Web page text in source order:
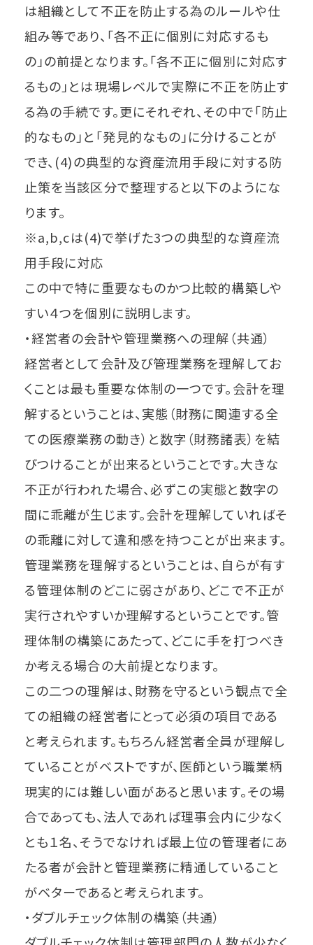
は組織として不正を防止する為のルールや仕
組み等であり、「各不正に個別に対応するも
の」の前提となります。「各不正に個別に対応す
るもの」とは現場レベルで実際に不正を防止す
る為の手続です。更にそれぞれ、その中で「防止
的なもの」と「発見的なもの」に分けることが
でき、(4)の典型的な資産流用手段に対する防
止策を当該区分で整理すると以下のようにな
ります。
※a,b,cは(4)で挙げた3つの典型的な資産流
用手段に対応
この中で特に重要なものかつ比較的構築しや
すい４つを個別に説明します。
・経営者の会計や管理業務への理解（共通）
経営者として会計及び管理業務を理解してお
くことは最も重要な体制の一つです。会計を理
解するということは、実態（財務に関連する全
ての医療業務の動き）と数字（財務諸表）を結
びつけることが出来るということです。大きな
不正が行われた場合、必ずこの実態と数字の
間に乖離が生じます。会計を理解していればそ
の乖離に対して違和感を持つことが出来ます。
管理業務を理解するということは、自らが有す
る管理体制のどこに弱さがあり、どこで不正が
実行されやすいか理解するということです。管
理体制の構築にあたって、どこに手を打つべき
か考える場合の大前提となります。
この二つの理解は、財務を守るという観点で全
ての組織の経営者にとって必須の項目である
と考えられます。もちろん経営者全員が理解し
ていることがベストですが、医師という職業柄
現実的には難しい面があると思います。その場
合であっても、法人であれば理事会内に少なく
とも１名、そうでなければ最上位の管理者にあ
たる者が会計と管理業務に精通していること
がベターであると考えられます。
・ダブルチェック体制の構築（共通）